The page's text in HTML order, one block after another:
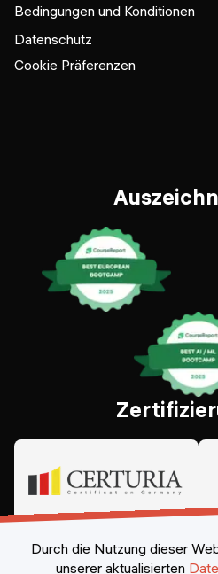
Bedingungen und Konditionen
Datenschutz
Cookie Präferenzen
Durch die Nutzung dieser
unserer aktualisierten